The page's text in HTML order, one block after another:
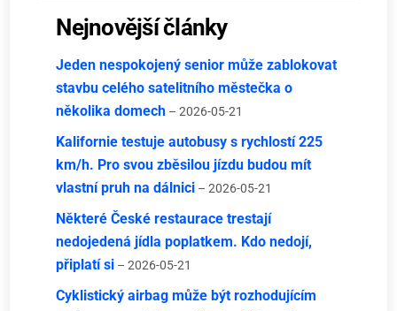
Nejnovější články
Jeden nespokojený senior může zablokovat
stavbu celého satelitního městečka o
několika domech – 2026-05-21
Kalifornie testuje autobusy s rychlostí 225
km/h. Pro svou zběsilou jízdu budou mít
vlastní pruh na dálnici – 2026-05-21
Některé České restaurace trestají
nedojedená jídla poplatkem. Kdo nedojí,
připlatí si – 2026-05-21
Cyklistický airbag může být rozhodujícím